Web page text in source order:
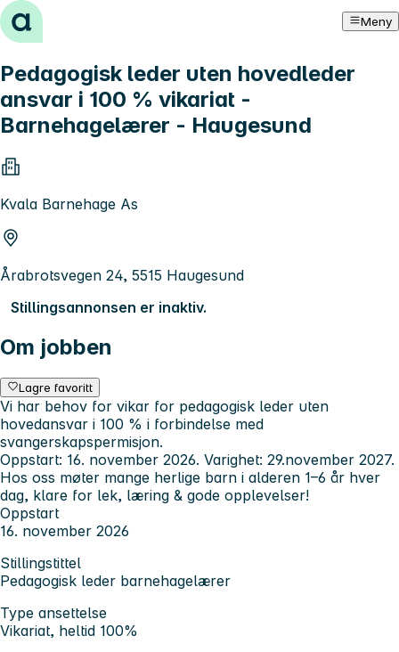
Hopp til innhold Meny
Pedagogisk leder uten hovedleder
ansvar i 100 % vikariat -
Barnehagelærer - Haugesund
Kvala Barnehage As
Årabrotsvegen 24, 5515 Haugesund
Stillingsannonsen er inaktiv.
Om jobben
Lagre favoritt
Vi har behov for vikar for pedagogisk leder uten
hovedansvar i 100 % i forbindelse med
svangerskapspermisjon.
Oppstart: 16. november 2026. Varighet: 29.november 2027.
Hos oss møter mange herlige barn i alderen 1–6 år hver
dag, klare for lek, læring & gode opplevelser!
Oppstart
16. november 2026
Stillingstittel
Pedagogisk leder barnehagelærer
Type ansettelse
Vikariat, heltid 100%